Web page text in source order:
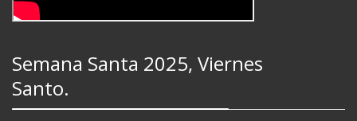
Semana Santa 2025, Viernes
Santo.